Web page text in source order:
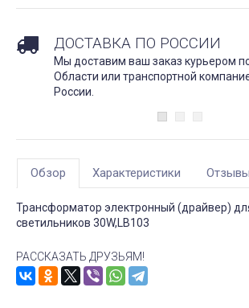
ДОСТАВКА ПО РОССИИ
Мы доставим ваш заказ курьером
Области или транспортной
России.
Обзор Характеристики Отзывы
Трансформатор электронный (драйвер)
светильников 30W,LB103
РАССКАЗАТЬ ДРУЗЬЯМ!